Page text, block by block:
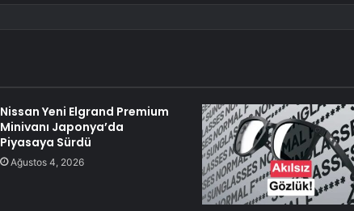
Nissan Yeni Elgrand Premium
Minivanı Japonya’da
Piyasaya Sürdü
Ağustos 4, 2026